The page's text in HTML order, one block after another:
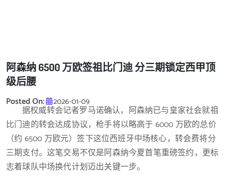
阿森纳 6500 万欧签祖比门迪 分三期锁定西甲顶
级后腰
Posted On: 2026-01-09
据权威转会记者罗马诺确认，阿森纳已与皇家社会就祖
比门迪的转会达成协议，枪手将以略高于 6000 万欧的总价
（约 6500 万欧元）签下这位西班牙中场核心，转会费将分
三期支付。这笔交易不仅是阿森纳今夏首笔重磅签约，更标
志着球队中场换代计划迈出关键一步。